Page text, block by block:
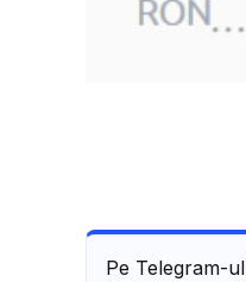
Pe Telegram-ul